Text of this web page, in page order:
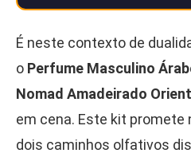
É neste contexto de
o Perfume Masculino
Nomad Amadeirado
em cena. Este kit promete
dois caminhos olfativos